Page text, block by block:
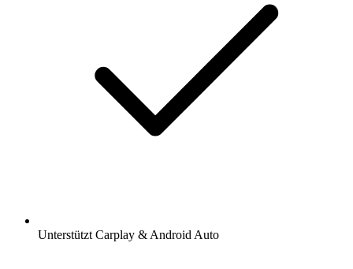
Unterstützt Carplay & Android Auto